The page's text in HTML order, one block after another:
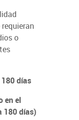
o
días
en el
180 días)